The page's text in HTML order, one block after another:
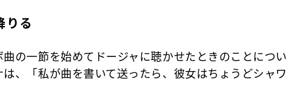
りる
の一節を始めてドージャに聴かせたときのことについ
、「私が曲を書いて送ったら、彼女はちょうどシャワ